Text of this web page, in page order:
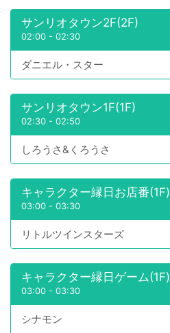
サンリオタウン2F(2F)
02:00 - 02:30
ダニエル・スター
サンリオタウン1F(1F)
02:30 - 02:50
しろうさ&くろうさ
キャラクター縁日お店番(1F)
03:00 - 03:30
リトルツインスターズ
キャラクター縁日ゲーム(1F)
03:00 - 03:30
シナモン